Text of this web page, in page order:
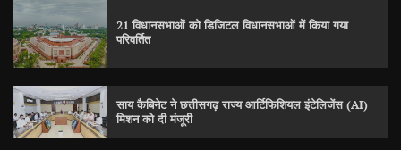
21 विधानसभाओं को डिजिटल विधानसभाओं में किया गया
परिवर्तित
साय कैबिनेट ने छत्तीसगढ़ राज्य आर्टिफिशियल इंटेलिजेंस (AI)
मिशन को दी मंजूरी